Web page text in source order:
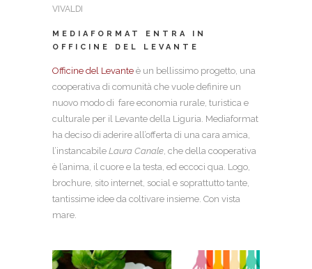
VIVALDI
MEDIAFORMAT ENTRA IN
OFFICINE DEL LEVANTE
Officine del Levante è un bellissimo progetto, una
cooperativa di comunità che vuole definire un
nuovo modo di fare economia rurale, turistica e
culturale per il Levante della Liguria. Mediaformat
ha deciso di aderire all’offerta di una cara amica,
l’instancabile Laura Canale, che della cooperativa
è l’anima, il cuore e la testa, ed eccoci qua. Logo,
brochure, sito internet, social e soprattutto tante,
tantissime idee da coltivare insieme. Con vista
mare.